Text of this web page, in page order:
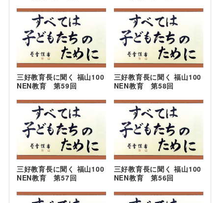
三好教育長に聞く 福山100
NEN教育 第59回
三好教育長に聞く 福山100
NEN教育 第58回
三好教育長に聞く 福山100
NEN教育 第57回
三好教育長に聞く 福山100
NEN教育 第56回